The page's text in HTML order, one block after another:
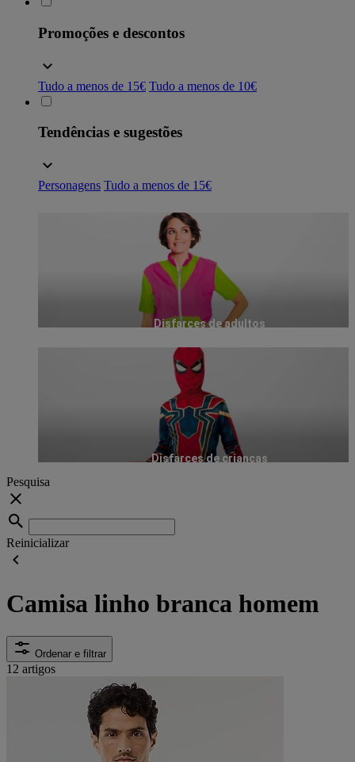
Promoções e descontos
Tudo a menos de 15€ Tudo a menos de 10€
Tendências e sugestões
Personagens Tudo a menos de 15€
Disfarces de adultos
Disfarces de crianças
Pesquisa
Reinicializar
Camisa linho branca homem
Ordenar e filtrar
12 artigos